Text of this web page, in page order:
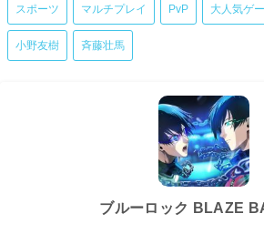
スポーツ マルチプレイ PvP 大人気ゲ
小野友樹 斉藤壮馬
ブルーロック BLAZE